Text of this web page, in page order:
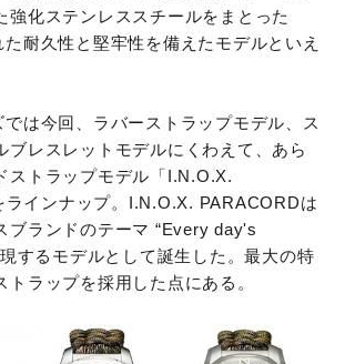
強化ステンレススチールをまとった
耐久性と堅牢性を備えたモデルといえ
は今回、ラバーストラップモデル、ス
ブレスレットモデルにくわえて、あら
ストラップモデル「I.N.O.X.
ラインナップ。I.N.O.X. PARACORDは
ブランドのテーマ “Every day's
するモデルとして誕生した。最大の特
トラップを採用した点にある。